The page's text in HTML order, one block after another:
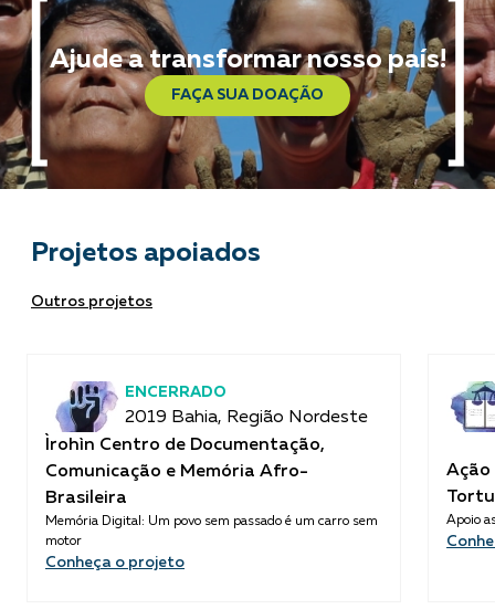
Ajude a transformar nosso país!
FAÇA SUA DOAÇÃO
Projetos apoiados
Outros projetos
ENCERRADO
2019 Bahia, Região Nordeste
Ìrohìn Centro de Documentação,
Comunicação e Memória Afro-
Brasileira
Memória Digital: Um povo sem passado é um carro sem
motor
Conheça o projeto
Ação
Apoio